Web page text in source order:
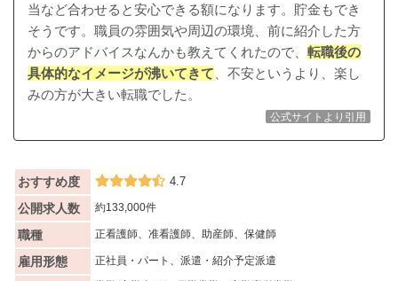
当など合わせると安心できる額になります。貯金もでき
そうです。 職員の雰囲気や周辺の環境、前に紹介した方
からのアドバイスなんかも教えてくれたので、 転職後の
具体的なイメージが沸いてきて 、不安というより、楽し
みの方が大きい転職でした。
公式サイトより引用
おすすめ度 4.7
公開求人数 約133,000件
職種 正看護師、准看護師、助産師、保健師
雇用形態 正社員・パート、派遣・紹介予定派遣